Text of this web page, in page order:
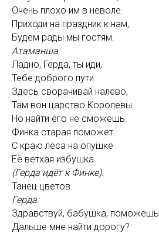
Очень плохо им в неволе.
Приходи на праздник к нам,
Будем рады мы гостям.
Атаманша:
Ладно, Герда, ты иди,
Тебе доброго пути.
Здесь сворачивай налево,
Там вон царство Королевы.
Но найти его не сможешь.
Финка старая поможет.
С краю леса на опушке
Её ветхая избушка.
(Герда идёт к Финке).
Танец цветов.
Герда:
Здравствуй, бабушка, поможешь
Дальше мне найти дорогу?